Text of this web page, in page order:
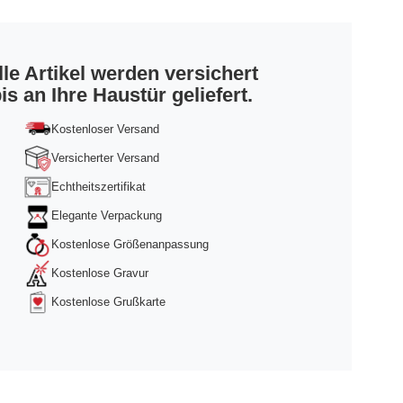
Artikel werden versichert
an Ihre Haustür geliefert.
Kostenloser Versand
Versicherter Versand
Echtheitszertifikat
Elegante Verpackung
Kostenlose Größenanpassung
Kostenlose Gravur
Kostenlose Grußkarte